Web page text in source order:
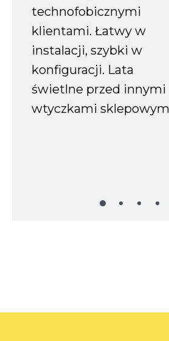
technofobicznymi
klientami. Łatwy w
instalacji, szybki w
konfiguracji. Lata
świetlne przed innymi
wtyczkami